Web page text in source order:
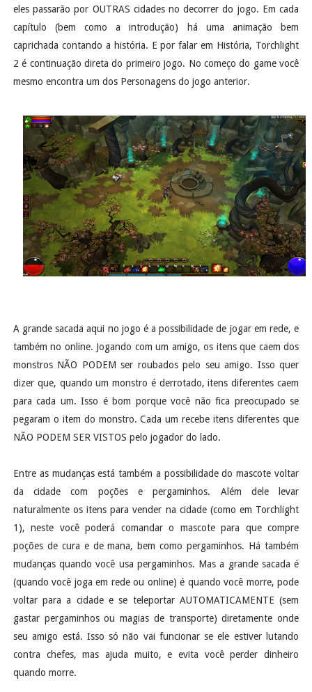
eles passarão por OUTRAS cidades no decorrer do jogo. Em cada
capítulo (bem como a introdução) há uma animação bem
caprichada contando a história. E por falar em História, Torchlight
2 é continuação direta do primeiro jogo. No começo do game você
mesmo encontra um dos Personagens do jogo anterior.
A grande sacada aqui no jogo é a possibilidade de jogar em rede, e
também no online. Jogando com um amigo, os itens que caem dos
monstros NÃO PODEM ser roubados pelo seu amigo. Isso quer
dizer que, quando um monstro é derrotado, itens diferentes caem
para cada um. Isso é bom porque você não fica preocupado se
pegaram o item do monstro. Cada um recebe itens diferentes que
NÃO PODEM SER VISTOS pelo jogador do lado.
Entre as mudanças está também a possibilidade do mascote voltar
da cidade com poções e pergaminhos. Além dele levar
naturalmente os itens para vender na cidade (como em Torchlight
1), neste você poderá comandar o mascote para que compre
poções de cura e de mana, bem como pergaminhos. Há também
mudanças quando você usa pergaminhos. Mas a grande sacada é
(quando você joga em rede ou online) é quando você morre, pode
voltar para a cidade e se teleportar AUTOMATICAMENTE (sem
gastar pergaminhos ou magias de transporte) diretamente onde
seu amigo está. Isso só não vai funcionar se ele estiver lutando
contra chefes, mas ajuda muito, e evita você perder dinheiro
quando morre.